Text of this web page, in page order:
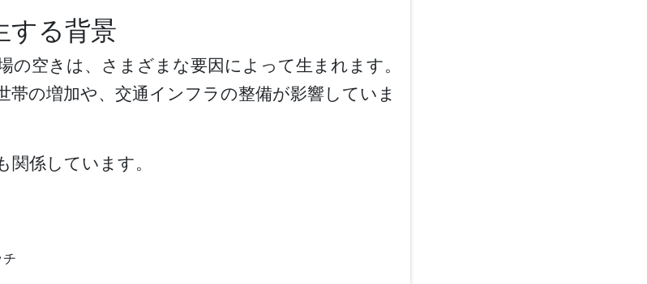
する背景
の空きは、さまざまな要因によって生まれます。
帯の増加や、交通インフラの整備が影響していま
関係しています。